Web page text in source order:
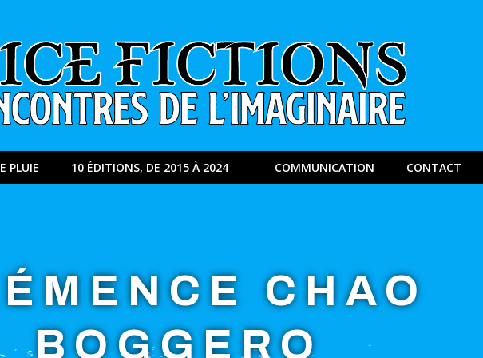
PLUIE 10 ÉDITIONS, DE 2015 À 2024 COMMUNICATION CONTACT
CHAO
BOGGERO